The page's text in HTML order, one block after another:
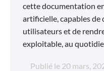
cette documentation
artificielle, capables de
utilisateurs et de
exploitable, au
Publié le 20 mars,